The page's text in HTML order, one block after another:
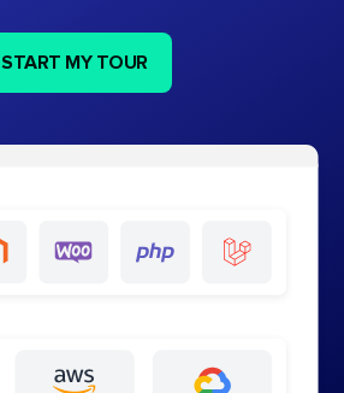
START MY TOUR